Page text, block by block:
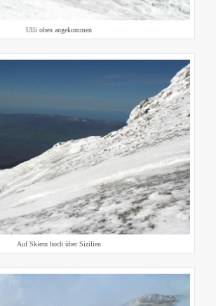
Ulli oben angekommen
Auf Skiern hoch über Sizilien